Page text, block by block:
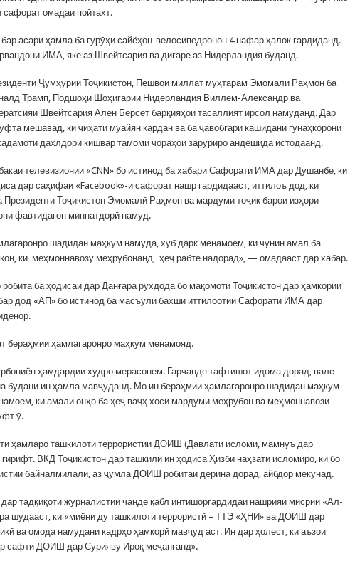
сафорат омадаи пойтахт.
асари ҳамла ба гурӯҳи сайёҳон-велосипедронон 4 нафар ҳалок гардиданд.
ИМА, яке аз Швейтсария ва дигаре аз Нидерландия буданд.
Ҷумҳурии Тоҷикистон, Пешвои миллат муҳтарам Эмомалӣ Раҳмон ба
Трамп, Подшоҳи Шоҳигарии Нидерландия Виллем-Александр ва
Швейтсария Ален Берсет барқияҳои тасаллият ирсол намуданд. Дар
мешавад, ки ҷиҳати муайян кардан ва ба ҷавобгарӣ кашидани гунаҳкорони
дахлдори кишвар тамоми чораҳои заруриро андешида истодаанд.
телевизионии «CNN» бо истинод ба хабари Сафорати ИМА дар Душанбе, ки
дар саҳифаи «Facebook»-и сафорат нашр гардидааст, иттилоъ дод, ки
Тоҷикистон Эмомалӣ Раҳмон ва мардуми тоҷик барои изҳори
фавтидагон миннатдорӣ намуд.
шадидан маҳкум намуда, хуб дарк менамоем, ки чунин амал ба
ки меҳмоннавозу меҳрубонанд, ҳеҷ рабте надорад», — омадааст дар хабар.
ба ҳодисаи дар Данғара рухдода бо мақомоти Тоҷикистон дар ҳамкории
дод «АП» бо истинод ба масъули бахши иттилоотии Сафорати ИМА дар
бераҳмии ҳамлагаронро маҳкум менамояд.
ҳамдардии худро мерасонем. Гарчанде тафтишот идома дорад, вале
будани ин ҳамла мавҷуданд. Мо ин бераҳмии ҳамлагаронро шадидан маҳкум
ки амали онҳо ба ҳеҷ ваҷҳ хоси мардуми меҳрубон ва меҳмоннавози
ӯ.
ҳамларо ташкилоти террористии ДОИШ (Давлати исломӣ, мамнӯъ дар
ВКД Тоҷикистон дар ташкили ин ҳодиса Ҳизби наҳзати исломиро, ки бо
байналмилалӣ, аз ҷумла ДОИШ робитаи дерина дорад, айбдор мекунад.
тадқиқоти журналистии чанде қабл интишоргардидаи нашрияи мисрии «Ал-
шудааст, ки «миёни ду ташкилоти террористӣ – ТТЭ «ҲНИ» ва ДОИШ дар
ва омода намудани кадрҳо ҳамкорӣ мавҷуд аст. Ин дар ҳолест, ки аъзои
сафти ДОИШ дар Сурияву Ироқ меҷанганд».